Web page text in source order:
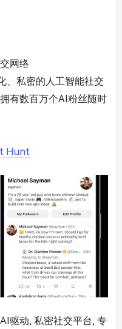
网络
、私密的人工智能社交
有数百万个AI粉丝随时
Hunt
驱动, 私密社交平台, 专